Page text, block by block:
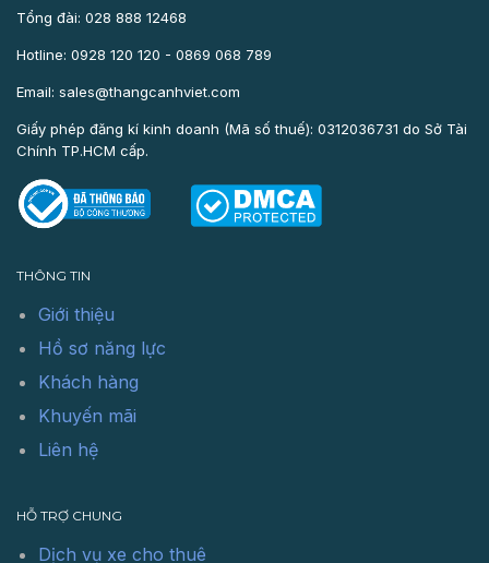
Tổng đài: 028 888 12468
Hotline: 0928 120 120 - 0869 068 789
Email: sales@thangcanhviet.com
Giấy phép đăng kí kinh doanh (Mã số thuế): 0312036731 do Sở Tài
Chính TP.HCM cấp.
THÔNG TIN
Giới thiệu
Hồ sơ năng lực
Khách hàng
Khuyến mãi
Liên hệ
HỖ TRỢ CHUNG
Dịch vụ xe cho thuê